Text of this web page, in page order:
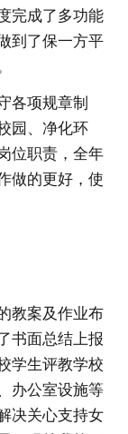
完成了多功能
到了保一方平
各项规章制
园、净化环
位职责，全年
做的更好，使
教案及作业布
书面总结上报
学生评教学校
办公室设施等
决关心支持女